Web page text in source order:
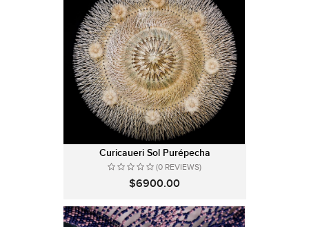
Curicaueri Sol Purépecha
(0 REVIEWS)
$6900.00